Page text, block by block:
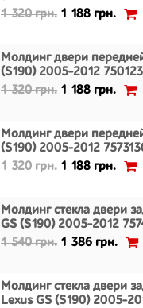
1 320 грн. 1 188 грн.
Молдинг двери
(S190) 2005-2012
1 320 грн. 1 188 грн.
Молдинг двери
(S190) 2005-2012
1 320 грн. 1 188 грн.
Молдинг стекла двери
GS (S190) 2005-2012
1 540 грн. 1 386 грн.
Молдинг стекла двери
Lexus GS (S190) 2005-